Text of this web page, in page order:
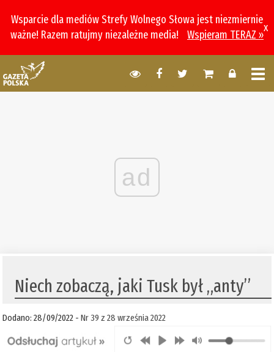
Wsparcie dla mediów Strefy Wolnego Słowa jest niezmiernie
ważne! Razem ratujmy niezależne media!
Wspieram TERAZ »
x
ad
Niech zobaczą, jaki Tusk był „anty”
Dodano: 28/09/2022 -Nr 39 z 28 września 2022